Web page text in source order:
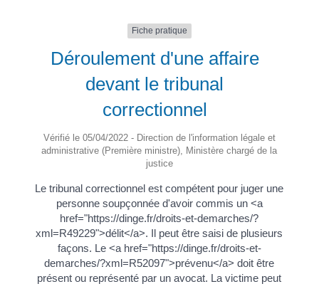
Fiche pratique
Déroulement d'une affaire
devant le tribunal
correctionnel
Vérifié le 05/04/2022 - Direction de l'information légale et
administrative (Première ministre), Ministère chargé de la
justice
Le tribunal correctionnel est compétent pour juger une
personne soupçonnée d'avoir commis un <a
href="https://dinge.fr/droits-et-demarches/?
xml=R49229">délit</a>. Il peut être saisi de plusieurs
façons. Le <a href="https://dinge.fr/droits-et-
demarches/?xml=R52097">prévenu</a> doit être
présent ou représenté par un avocat. La victime peut